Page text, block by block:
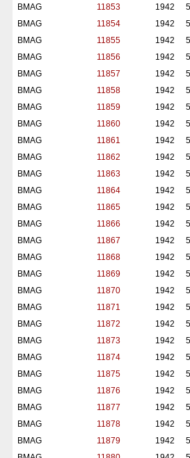
BMAG
11853 1942
BMAG
11854 1942
BMAG
11855 1942
BMAG
11856 1942
BMAG
11857 1942
BMAG
11858 1942
BMAG
11859 1942
BMAG
11860 1942
BMAG
11861 1942
BMAG
11862 1942
BMAG
11863 1942
BMAG
11864 1942
BMAG
11865 1942
BMAG
11866 1942
BMAG
11867 1942
BMAG
11868 1942
BMAG
11869 1942
BMAG
11870 1942
BMAG
11871 1942
BMAG
11872 1942
BMAG
11873 1942
BMAG
11874 1942
BMAG
11875 1942
BMAG
11876 1942
BMAG
11877 1942
BMAG
11878 1942
BMAG
11879 1942